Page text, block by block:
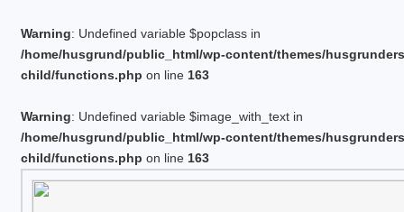
Warning: Undefined variable $popclass in
/home/husgrund/public_html/wp-content/themes/
child/functions.php on line 163
Warning: Undefined variable $image_with_text in
/home/husgrund/public_html/wp-content/themes/
child/functions.php on line 163